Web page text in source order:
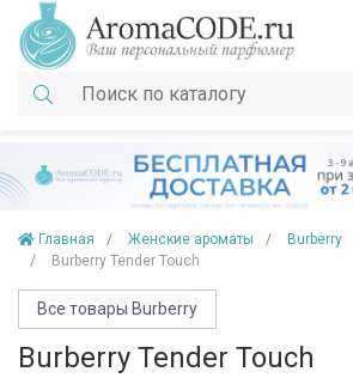
Главная Женские ароматы
Burberry
Burberry Tender Touch
Все товары Burberry
Burberry Tender Touch